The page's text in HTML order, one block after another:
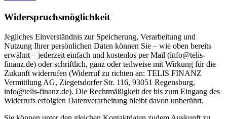
Widerspruchsmöglichkeit
Jegliches Einverständnis zur Speicherung, Verarbeitung und
Nutzung Ihrer persönlichen Daten können Sie – wie oben bereits
erwähnt – jederzeit einfach und kostenlos per Mail (info@telis-
finanz.de) oder schriftlich, ganz oder teilweise mit Wirkung für die
Zukunft widerrufen (Widerruf zu richten an: TELIS FINANZ
Vermittlung AG, Ziegetsdorfer Str. 116, 93051 Regensburg,
info@telis-finanz.de). Die Rechtmäßigkeit der bis zum Eingang des
Widerrufs erfolgten Datenverarbeitung bleibt davon unberührt.